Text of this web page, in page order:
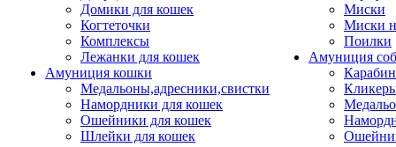
Домики для кошек
Когтеточки
Комплексы
Лежанки для кошек
Амуниция кошки
Медальоны,адресники,свистки
Намордники для кошек
Ошейники для кошек
Шлейки для кошек
Миски
Миски
Поилки
Амуниция